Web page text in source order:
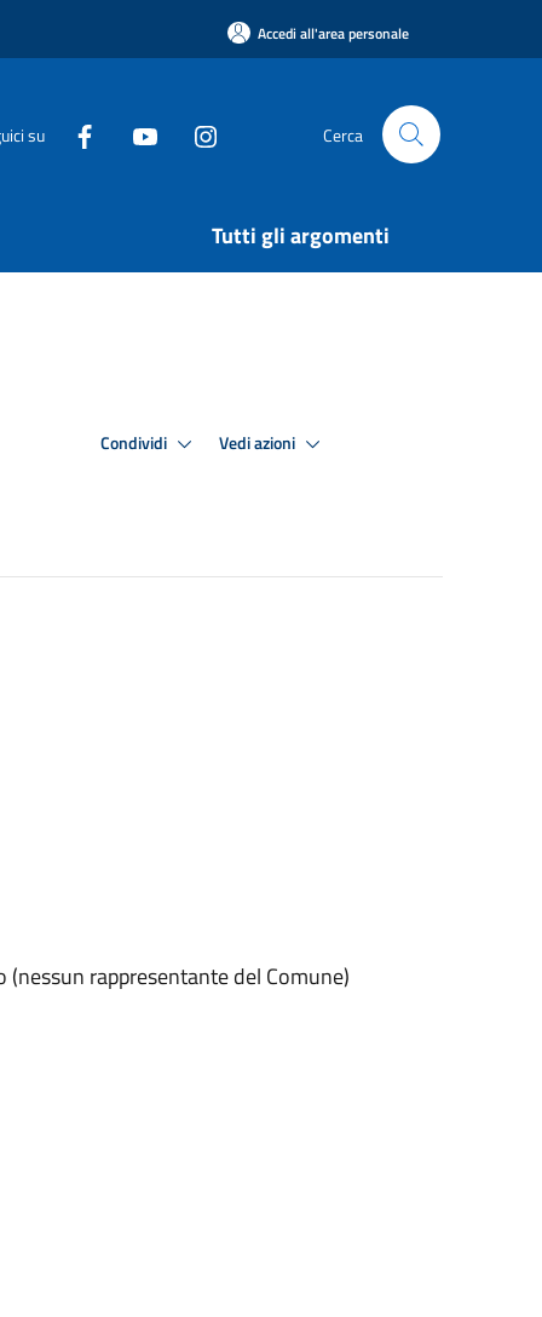
Accedi all'area personale
su Cerca
Tutti gli argomenti
Condividi Vedi azioni
rappresentante del Comune)